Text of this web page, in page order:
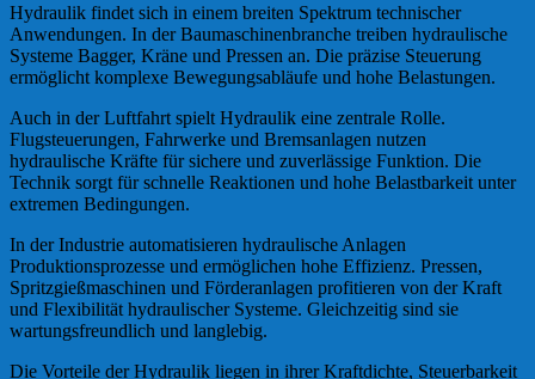
Hydraulik findet sich in einem breiten Spektrum technischer
Anwendungen. In der Baumaschinenbranche treiben hydraulische
Systeme Bagger, Kräne und Pressen an. Die präzise Steuerung
ermöglicht komplexe Bewegungsabläufe und hohe Belastungen.
Auch in der Luftfahrt spielt Hydraulik eine zentrale Rolle.
Flugsteuerungen, Fahrwerke und Bremsanlagen nutzen
hydraulische Kräfte für sichere und zuverlässige Funktion. Die
Technik sorgt für schnelle Reaktionen und hohe Belastbarkeit unter
extremen Bedingungen.
In der Industrie automatisieren hydraulische Anlagen
Produktionsprozesse und ermöglichen hohe Effizienz. Pressen,
Spritzgießmaschinen und Förderanlagen profitieren von der Kraft
und Flexibilität hydraulischer Systeme. Gleichzeitig sind sie
wartungsfreundlich und langlebig.
Die Vorteile der Hydraulik liegen in ihrer Kraftdichte, Steuerbarkeit